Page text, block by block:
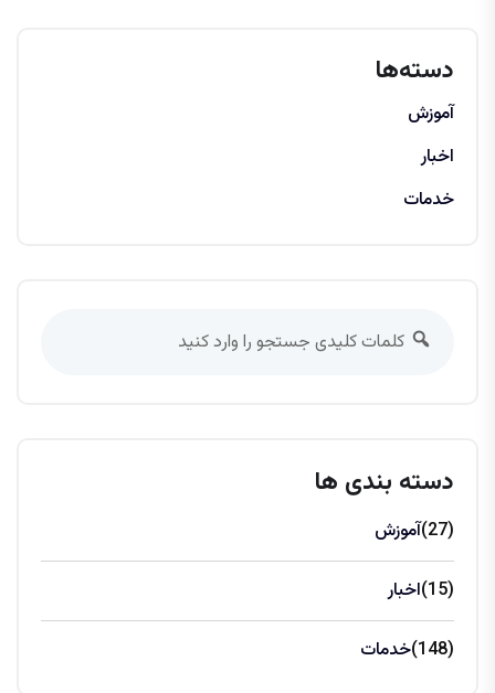
دسته‌ها
آموزش
اخبار
خدمات
دسته بندی ها
آموزش (27)
اخبار (15)
خدمات (148)